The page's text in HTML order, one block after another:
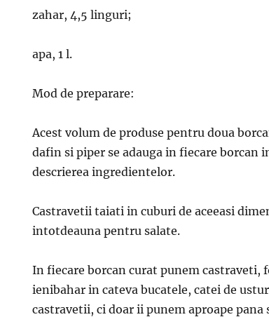
zahar, 4,5 linguri;
apa, 1 l.
Mod de preparare:
Acest volum de produse pentru doua
dafin si piper se adauga in fiecare borcan
descrierea ingredientelor.
Castravetii taiati in cuburi de aceeasi
intotdeauna pentru salate.
In fiecare borcan curat punem castraveti,
ienibahar in cateva bucatele, catei de
castravetii, ci doar ii punem aproape pana